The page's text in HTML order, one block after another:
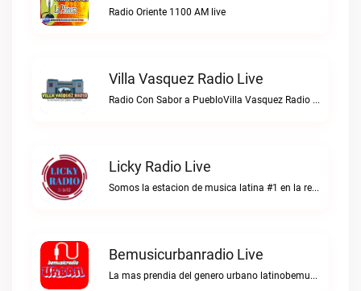
Radio Oriente 1100 AM live
Villa Vasquez Radio Live
Radio Con Sabor a PuebloVilla Vasquez Radio live
Licky Radio Live
Somos la estacion de musica latina #1 en la red.Licky Radio live
Bemusicurbanradio Live
La mas prendia del genero urbano latinobemusicurbanradio live